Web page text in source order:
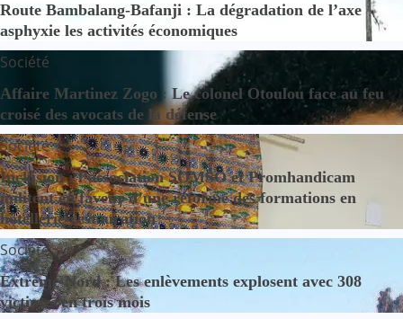
Route Bambalang-Bafanji : La dégradation de l’axe
asphyxie les activités économiques
Société
Affaire Martinez Zogo : Le colonel Otoulou face au feu
croisé des avocats de la défense
Société
Inclusion : l’association SOMSO et Promhandicam
militent en faveur d’une réforme des formations en
hôtellerie-restauration
Société
Extrême-Nord : Les enlèvements explosent avec 308
victimes en trois mois